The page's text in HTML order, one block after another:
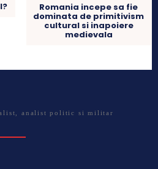
Romania incepe sa fie
dominata de primitivism
cultural si inapoiere
medievala
analist politic si militar